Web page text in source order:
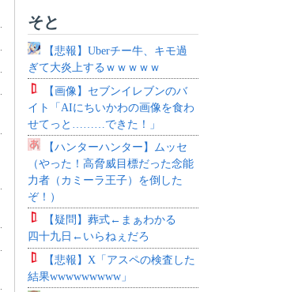
そと
【悲報】Uberチー牛、キモ過
ぎて大炎上するｗｗｗｗｗ
【画像】セブンイレブンのバ
イト「AIにちいかわの画像を食わ
せてっと………できた！」
【ハンターハンター】ムッセ
（やった！高脅威目標だった念能
力者（カミーラ王子）を倒した
ぞ！）
【疑問】葬式←まぁわかる
四十九日←いらねぇだろ
【悲報】X「アスペの検査した
結果wwwwwwwww」